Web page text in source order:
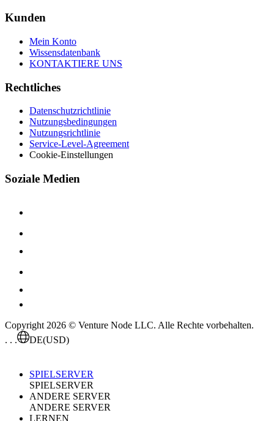
Kunden
Mein Konto
Wissensdatenbank
KONTAKTIERE UNS
Rechtliches
Datenschutzrichtlinie
Nutzungsbedingungen
Nutzungsrichtlinie
Service-Level-Agreement
Cookie-Einstellungen
Soziale Medien
Copyright 2026 © Venture Node LLC. Alle Rechte vorbehalten.
. . .
DE(USD)
SPIELSERVER
SPIELSERVER
ANDERE SERVER
ANDERE SERVER
LERNEN